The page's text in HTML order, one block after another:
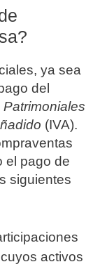
ya sea
del
(IVA).
el pago de
siguientes
activos